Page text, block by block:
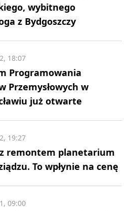
wybitnego
z Bydgoszczy
Programowania
Przemysłowych w
już otwarte
18:07
remontem planetarium
To wpłynie na cenę
19:27
09:00